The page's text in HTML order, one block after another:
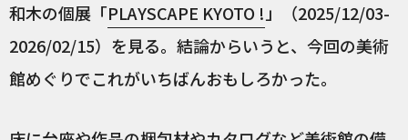
和木の個展「PLAYSCAPE KYOTO ! 」（2025/12/03-
2026/02/15）を見る。結論からいうと、今回の美術
館めぐりでこれがいちばんおもしろかった。